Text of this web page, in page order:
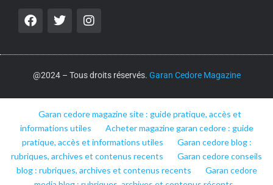
@2024 – Tous droits réservés. Garan Cedore Magazine
Garan cedore magazine site : guide pratique, accès et
informations utiles
Acheter magazine garan cedore : guide
pratique, accès et informations utiles
Garan cedore blog :
rubriques, archives et contenus recents
Garan cedore conseils
blog : rubriques, archives et contenus recents
Garan cedore